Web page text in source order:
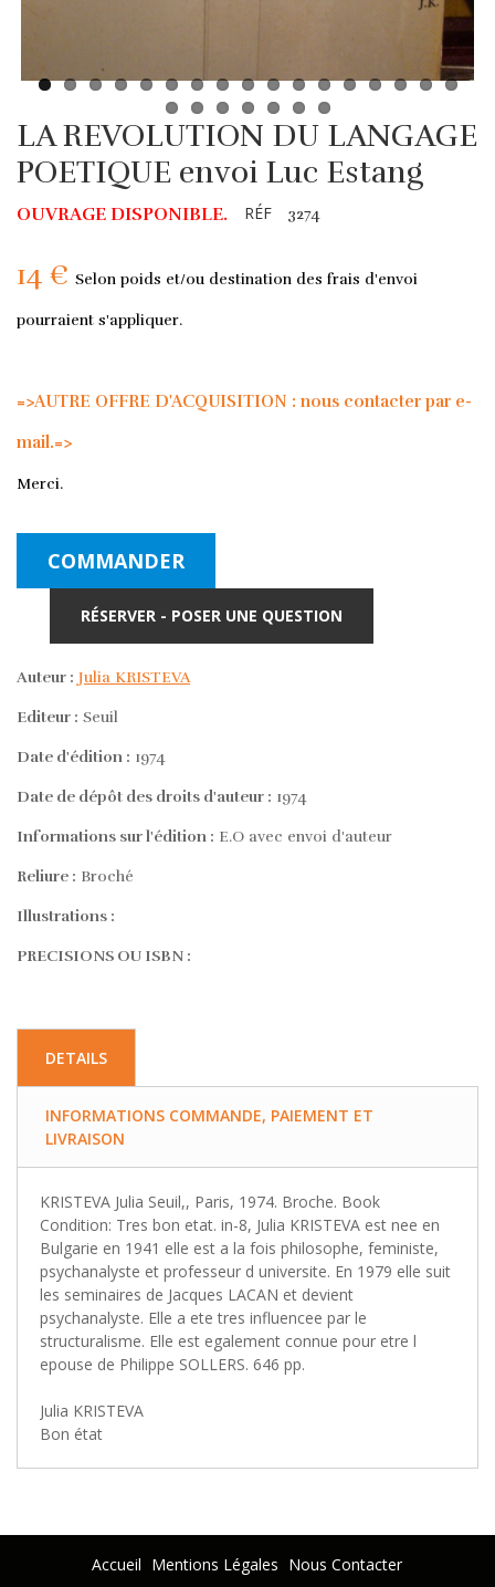
LA REVOLUTION DU LANGAGE
POETIQUE envoi Luc Estang
OUVRAGE DISPONIBLE. RÉF 3274
14 € Selon poids et/ou destination des frais d'envoi
pourraient s'appliquer.
=>AUTRE OFFRE D'ACQUISITION : nous contacter par e-
mail.=>
Merci.
COMMANDER
RÉSERVER - POSER UNE QUESTION
Auteur : Julia KRISTEVA
Editeur : Seuil
Date d'édition : 1974
Date de dépôt des droits d'auteur : 1974
Informations sur l'édition : E.O avec envoi d'auteur
Reliure : Broché
Illustrations :
PRECISIONS OU ISBN :
DETAILS
INFORMATIONS COMMANDE, PAIEMENT ET
LIVRAISON
KRISTEVA Julia Seuil,, Paris, 1974. Broche. Book
Condition: Tres bon etat. in-8, Julia KRISTEVA est nee en
Bulgarie en 1941 elle est a la fois philosophe, feministe,
psychanalyste et professeur d universite. En 1979 elle suit
les seminaires de Jacques LACAN et devient
psychanalyste. Elle a ete tres influencee par le
structuralisme. Elle est egalement connue pour etre l
epouse de Philippe SOLLERS. 646 pp.
Julia KRISTEVA
Bon état
Accueil Mentions Légales Nous Contacter